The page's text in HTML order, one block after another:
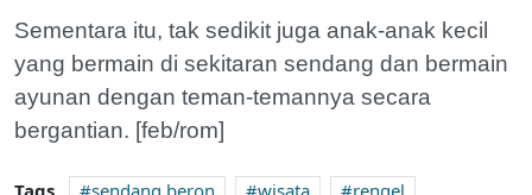
Sementara itu, tak sedikit juga anak-anak kecil
yang bermain di sekitaran sendang dan bermain
ayunan dengan teman-temannya secara
bergantian. [feb/rom]
Tags sendang beron wisata
rengel